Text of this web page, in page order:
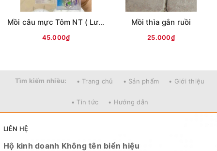
Mồi câu mực Tôm NT ( Lưng vằn )
45.000₫
Mồi thìa gắn ruồi
25.000₫
Tìm kiếm nhiều: • Trang chủ • Sản phẩm • Giới thiệu
• Tin tức • Hướng dẫn
LIÊN HỆ
Hộ kinh doanh Không tên biển hiệu